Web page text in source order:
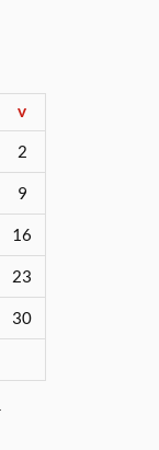
V
2
9
16
23
30